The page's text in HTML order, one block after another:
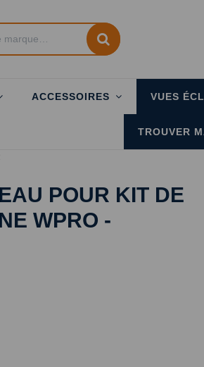
ACCESSOIRES VUES
TROUVER
POUR KIT DE
WPRO -